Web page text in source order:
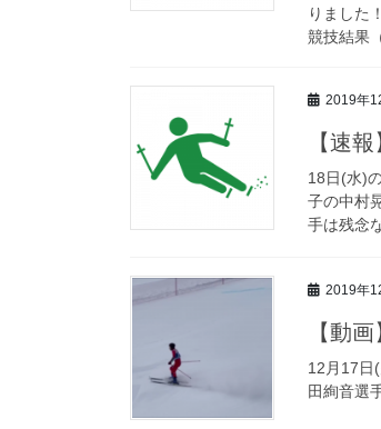
りました
競技結果
2019年
【速
18日(水)
子の中村
手は残念
2019年
【動
12月17日
田絢音選